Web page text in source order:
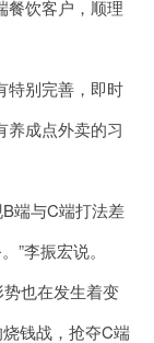
餐饮客户，顺理
别完善，即时
养成点外卖的习
端与C端打法差
”李振宏说。
也在发生着变
钱战，抢夺C端